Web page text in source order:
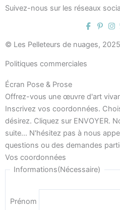
Suivez-nous sur les réseaux
© Les Pelleteurs de nuages,
Politiques commerciales
Écran Pose & Prose
Offrez-vous une œuvre d'art
Inscrivez vos coordonnées.
désirez. Cliquez sur ENVOYER.
suite... N'hésitez pas à nous
questions ou des demandes
Vos coordonnées
Informations(Nécessaire)
Prénom